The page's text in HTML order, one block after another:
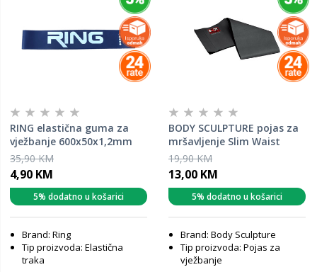
RING elastična guma za
vježbanje 600x50x1,2mm
35,90 KM
4,90 KM
5% dodatno u košarici
Brand: Ring
Tip proizvoda: Elastična
traka
BODY SCULPTURE pojas za
mršavljenje Slim Waist
Toner
19,90 KM
13,00 KM
5% dodatno u košarici
Brand: Body Sculpture
Tip proizvoda: Pojas za
vježbanje